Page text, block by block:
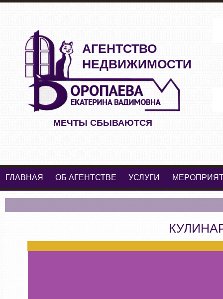
АГЕНТСТВО
НЕДВИЖИМОСТИ
МЕЧТЫ СБЫВАЮТСЯ
ГЛАВНАЯ ОБ АГЕНТСТВЕ УСЛУГИ